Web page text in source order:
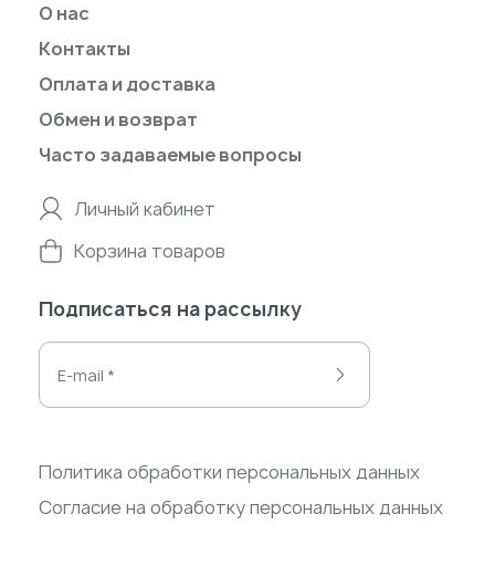
О нас
Контакты
Оплата и доставка
Обмен и возврат
Часто задаваемые вопросы
Личный кабинет
Корзина товаров
Подписаться на рассылку
Политика обработки персональных данных
Согласие на обработку персональных данных